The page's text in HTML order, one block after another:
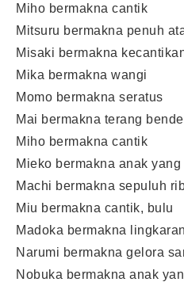
Miho bermakna cantik
Mitsuru bermakna penuh
Misaki bermakna
Mika bermakna wangi
Momo bermakna seratus
Mai bermakna terang
Miho bermakna cantik
Mieko bermakna anak
Machi bermakna sepuluh
Miu bermakna cantik, bulu
Madoka bermakna
Narumi bermakna gelora
Nobuka bermakna anak